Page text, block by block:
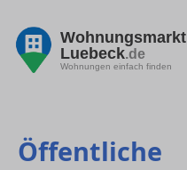
Wohnungsmarkt
Luebeck.de
Wohnungen einfach finden
Öffentliche